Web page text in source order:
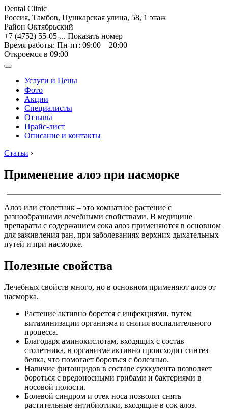
Dental Clinic
Россия, Тамбов, Пушкарская улица, 58, 1 этаж
Район Октябрьский
+7 (4752) 55-05-... Показать номер
Время работы: Пн-пт: 09:00—20:00
Откроемся в 09:00
Услуги и Цены
Фото
Акции
Специалисты
Отзывы
Прайс-лист
Описание и контакты
Статьи ›
Применение алоэ при насморке
Алоэ или столетник – это комнатное растение с
разнообразными лечебными свойствами. В медицине
препараты с содержанием сока алоэ применяются в основном
для заживления ран, при заболеваниях верхних дыхательных
путей и при насморке.
Полезные свойства
Лечебных свойств много, но в основном применяют алоэ от
насморка.
Растение активно борется с инфекциями, путем
витаминизации организма и снятия воспалительного
процесса.
Благодаря аминокислотам, входящих с состав
столетника, в организме активно происходит синтез
белка, что помогает бороться с болезнью.
Наличие фитонцидов в составе суккулента позволяет
бороться с вредоносными грибами и бактериями в
носовой полости.
Болевой синдром и отек носа позволят снять
растительные антибиотики, входящие в сок алоэ.